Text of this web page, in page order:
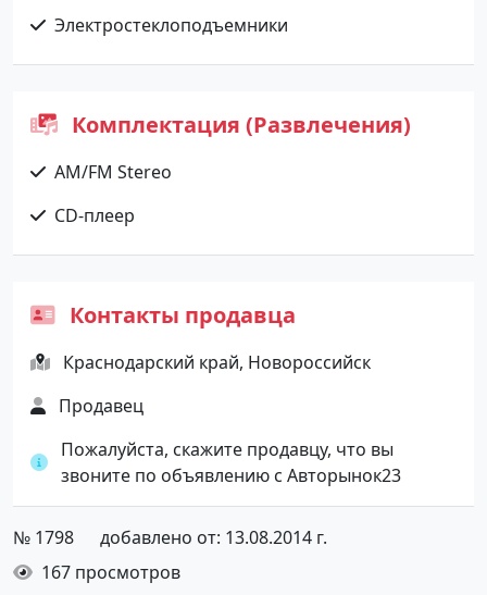
Электростеклоподъемники
Комплектация (Развлечения)
AM/FM Stereo
CD-плеер
Контакты продавца
Краснодарский край, Новороссийск
Продавец
Пожалуйста, скажите продавцу, что вы
звоните по объявлению с Авторынок23
№ 1798
добавлено от: 13.08.2014 г.
167 просмотров